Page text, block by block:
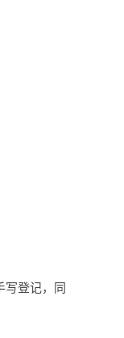
写登记，同